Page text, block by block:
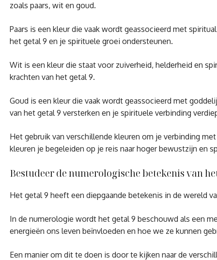
zoals paars, wit en goud.
Paars is een kleur die vaak wordt geassocieerd met
het getal 9 en je spirituele groei ondersteunen.
Wit is een kleur die staat voor zuiverheid, helderheid en
krachten van het getal 9.
Goud is een kleur die vaak wordt geassocieerd met
van het getal 9 versterken en je spirituele verbinding
Het gebruik van verschillende kleuren om je verbinding
kleuren je begeleiden op je reis naar hoger bewustzijn en
Bestudeer de numerologische betekenis van
Het getal 9 heeft een diepgaande betekenis in de wereld
In de numerologie wordt het getal 9 beschouwd als een
energieën ons leven beïnvloeden en hoe we ze kunnen
Een manier om dit te doen is door te kijken naar de